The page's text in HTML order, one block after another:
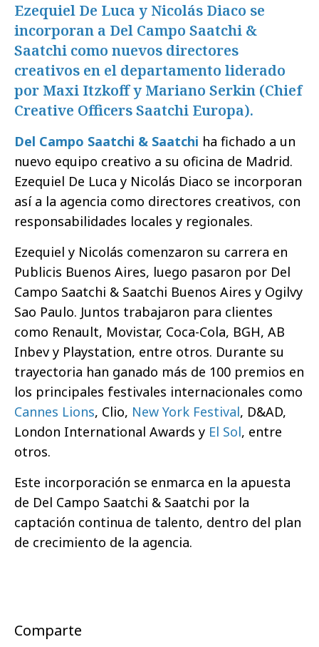
Ezequiel De Luca y Nicolás Diaco se
incorporan a Del Campo Saatchi &
Saatchi como nuevos directores
creativos en el departamento liderado
por Maxi Itzkoff y Mariano Serkin (Chief
Creative Officers Saatchi Europa).
Del Campo Saatchi & Saatchi ha fichado a un
nuevo equipo creativo a su oficina de Madrid.
Ezequiel De Luca y Nicolás Diaco se incorporan
así a la agencia como directores creativos, con
responsabilidades locales y regionales.
Ezequiel y Nicolás comenzaron su carrera en
Publicis Buenos Aires, luego pasaron por Del
Campo Saatchi & Saatchi Buenos Aires y Ogilvy
Sao Paulo. Juntos trabajaron para clientes
como Renault, Movistar, Coca-Cola, BGH, AB
Inbev y Playstation, entre otros. Durante su
trayectoria han ganado más de 100 premios en
los principales festivales internacionales como
Cannes Lions, Clio, New York Festival, D&AD,
London International Awards y El Sol, entre
otros.
Este incorporación se enmarca en la apuesta
de Del Campo Saatchi & Saatchi por la
captación continua de talento, dentro del plan
de crecimiento de la agencia.
Comparte